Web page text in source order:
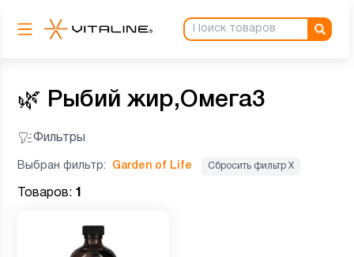
🌿 Рыбий жир,Омега3
Фильтры
Выбран фильтр: Garden of Life Сбросить фильтр Х
Товаров: 1